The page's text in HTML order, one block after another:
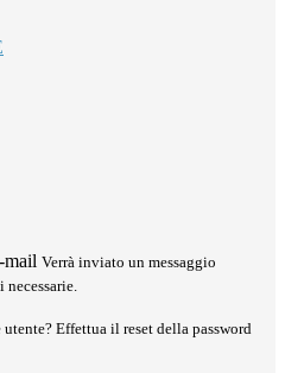
mail Verrà inviato un messaggio
Effettua il reset della password